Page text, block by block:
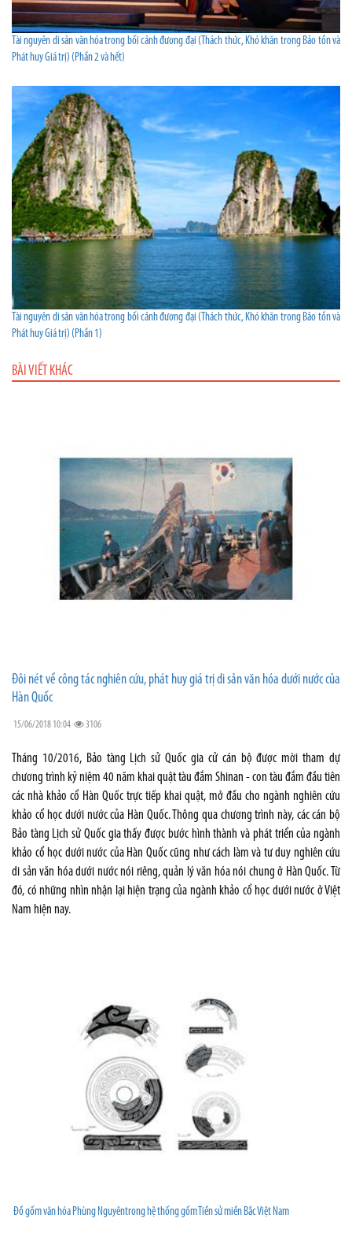
Tài nguyên di sản văn hóa trong bối cảnh đương đại (Thách thức, Khó khăn trong Bảo tồn và
Phát huy Giá trị) (Phần 2 và hết)
Tài nguyên di sản văn hóa trong bối cảnh đương đại (Thách thức, Khó khăn trong Bảo tồn và
Phát huy Giá trị) (Phần 1)
BÀI VIẾT KHÁC
Đôi nét về công tác nghiên cứu, phát huy giá trị di sản văn hóa dưới nước của
Hàn Quốc
15/06/2018 10:04 3106
Tháng 10/2016, Bảo tàng Lịch sử Quốc gia cử cán bộ được mời tham dự
chương trình kỷ niệm 40 năm khai quật tàu đắm Shinan - con tàu đắm đầu tiên
các nhà khảo cổ Hàn Quốc trực tiếp khai quật, mở đầu cho ngành nghiên cứu
khảo cổ học dưới nước của Hàn Quốc. Thông qua chương trình này, các cán bộ
Bảo tàng Lịch sử Quốc gia thấy được bước hình thành và phát triển của ngành
khảo cổ học dưới nước của Hàn Quốc cũng như cách làm và tư duy nghiên cứu
di sản văn hóa dưới nước nói riêng, quản lý văn hóa nói chung ở Hàn Quốc. Từ
đó, có những nhìn nhận lại hiện trạng của ngành khảo cổ học dưới nước ở Việt
Nam hiện nay.
Đồ gốm văn hóa Phùng Nguyêntrong hệ thống gốm Tiền sử miền Bắc Việt Nam